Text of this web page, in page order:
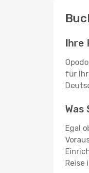
Ihre
für
Was
Egal
Reise